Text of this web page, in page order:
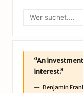
“An
interest.”
Benjamin